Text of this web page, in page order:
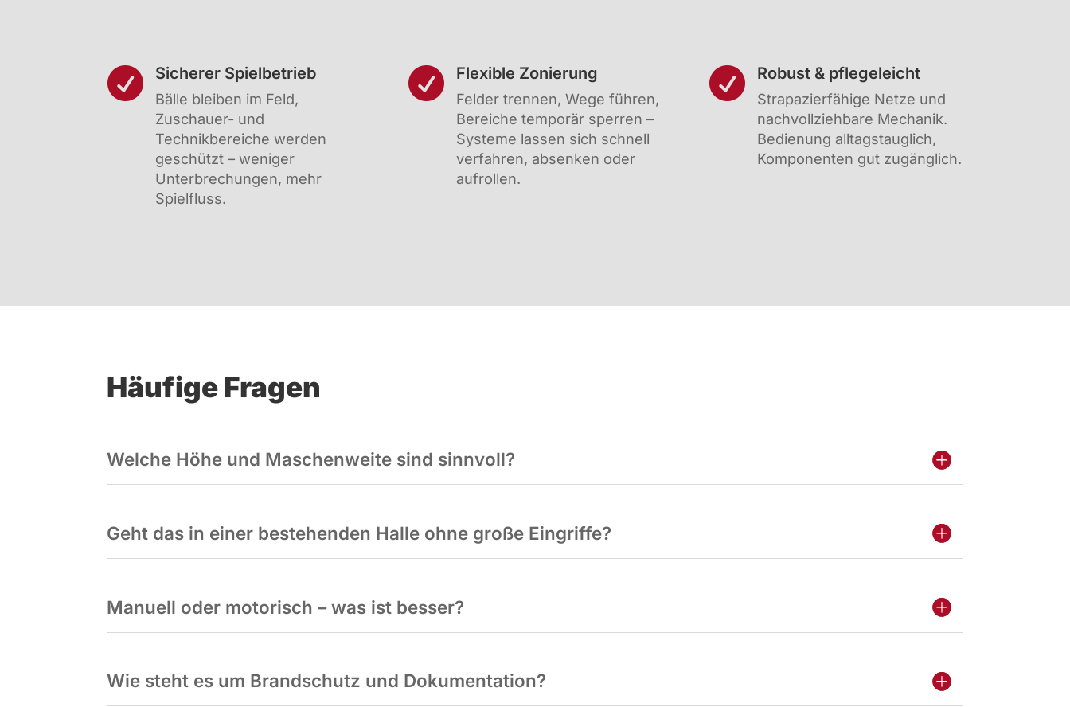
 Sicherer Spielbetrieb
Bälle bleiben im Feld,
Zuschauer- und
Technikbereiche werden
geschützt – weniger
Unterbrechungen, mehr
Spielfluss.
 Flexible Zonierung
Felder trennen, Wege führen,
Bereiche temporär sperren –
Systeme lassen sich schnell
verfahren, absenken oder
aufrollen.
 Robust & pflegeleicht
Strapazierfähige Netze und
nachvollziehbare Mechanik.
Bedienung alltagstauglich,
Komponenten gut zugänglich.
Häufige Fragen
Welche Höhe und Maschenweite sind sinnvoll?
Geht das in einer bestehenden Halle ohne große Eingriffe?
Manuell oder motorisch – was ist besser?
Wie steht es um Brandschutz und Dokumentation?